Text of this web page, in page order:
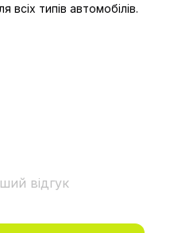
типів автомобілів.
відгук